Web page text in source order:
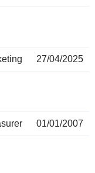
27/04/2025
01/01/2007